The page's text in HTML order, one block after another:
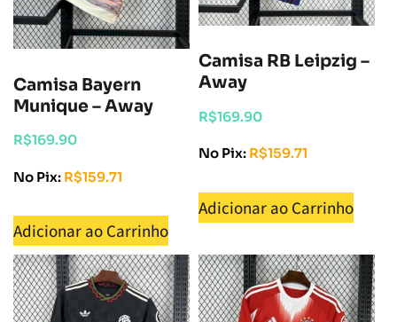
Camisa Bayern
Munique – Away
R$169.90
No Pix: R$159.71
Adicionar ao Carrinho
Camisa RB Leipzig –
Away
R$169.90
No Pix: R$159.71
Adicionar ao Carrinho